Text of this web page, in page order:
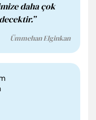
daha çok
Ümmehan Elginkan